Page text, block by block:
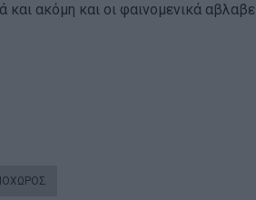
ακόμη και οι φαινομενικά